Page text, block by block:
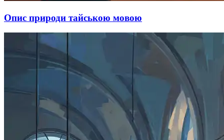
Опис природи тайською мовою